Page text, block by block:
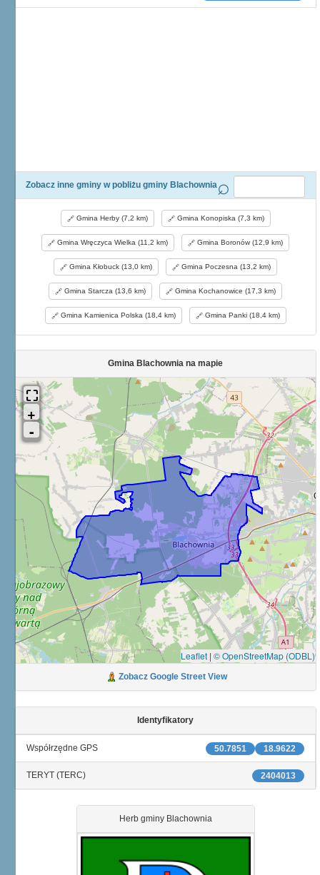
Zobacz inne gminy w pobliżu gminy Blachownia
Gmina Herby (7,2 km) Gmina Konopiska (7,3 km)
Gmina Wręczyca Wielka (11,2 km) Gmina Boronów (12,9 km)
Gmina Kłobuck (13,0 km) Gmina Poczesna (13,2 km)
Gmina Starcza (13,6 km) Gmina Kochanowice (17,3 km)
Gmina Kamienica Polska (18,4 km) Gmina Panki (18,4 km)
Gmina Blachownia na mapie
Leaflet | © OpenStreetMap (ODBL)
Zobacz Google Street View
Identyfikatory
18.9622
50.7851
Współrzędne GPS
TERYT (TERC) 2404013
Herb gminy Blachownia